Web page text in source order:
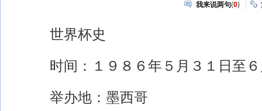
我来说两句(0)
世界杯史
时间：１９８６年５月３１日至６
举办地：墨西哥